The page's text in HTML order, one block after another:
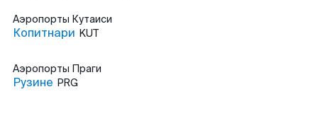
Аэропорты Кутаиси
Копитнари KUT
Аэропорты Праги
Рузине PRG